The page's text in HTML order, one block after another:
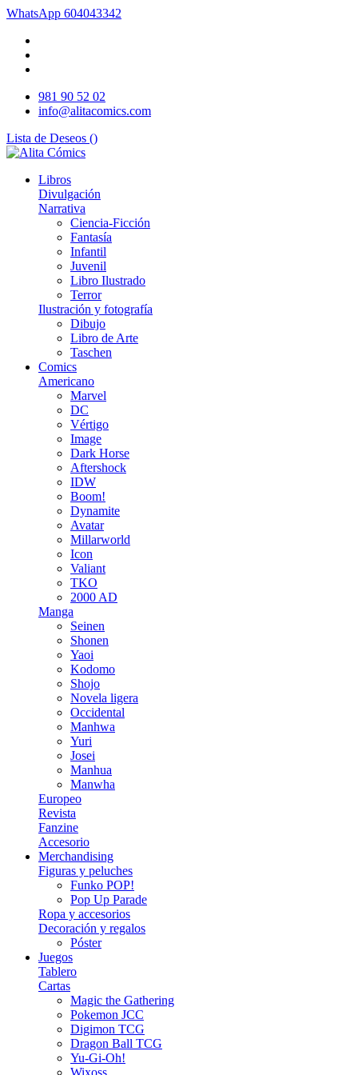
WhatsApp 604043342
981 90 52 02
info@alitacomics.com
Lista de Deseos ()
Libros
Divulgación
Narrativa
Ciencia-Ficción
Fantasía
Infantil
Juvenil
Libro Ilustrado
Terror
Ilustración y fotografía
Dibujo
Libro de Arte
Taschen
Comics
Americano
Marvel
DC
Vértigo
Image
Dark Horse
Aftershock
IDW
Boom!
Dynamite
Avatar
Millarworld
Icon
Valiant
TKO
2000 AD
Manga
Seinen
Shonen
Yaoi
Kodomo
Shojo
Novela ligera
Occidental
Manhwa
Yuri
Josei
Manhua
Manwha
Europeo
Revista
Fanzine
Accesorio
Merchandising
Figuras y peluches
Funko POP!
Pop Up Parade
Ropa y accesorios
Decoración y regalos
Póster
Juegos
Tablero
Cartas
Magic the Gathering
Pokemon JCC
Digimon TCG
Dragon Ball TCG
Yu-Gi-Oh!
Wixoss